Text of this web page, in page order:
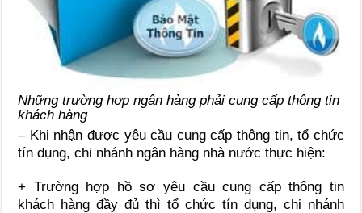
Những trường hợp ngân hàng phải cung cấp thông tin
khách hàng
– Khi nhận được yêu cầu cung cấp thông tin, tổ chức
tín dụng, chi nhánh ngân hàng nhà nước thực hiện:
+ Trường hợp hồ sơ yêu cầu cung cấp thông tin
khách hàng đầy đủ thì tổ chức tín dụng, chi nhánh